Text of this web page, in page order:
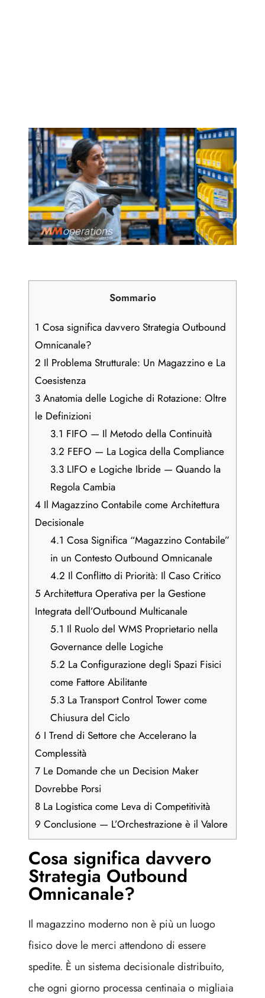
Sommario
1 Cosa significa davvero Strategia Outbound
Omnicanale?
2 Il Problema Strutturale: Un Magazzino e La
Coesistenza
3 Anatomia delle Logiche di Rotazione: Oltre
le Definizioni
3.1 FIFO — Il Metodo della Continuità
3.2 FEFO — La Logica della Compliance
3.3LIFO e Logiche Ibride — Quando la
Regola Cambia
4 Il Magazzino Contabile come Architettura
Decisionale
4.1 Cosa Significa “Magazzino Contabile”
in un Contesto Outbound Omnicanale
4.2 Il Conflitto di Priorità: Il Caso Critico
5 Architettura Operativa per la Gestione
Integrata dell’Outbound Multicanale
5.1 Il Ruolo del WMS Proprietario nella
Governance delle Logiche
5.2 La Configurazione degli Spazi Fisici
come Fattore Abilitante
5.3La Transport Control Tower come
Chiusura del Ciclo
6 I Trend di Settore che Accelerano la
Complessità
7 Le Domande che un Decision Maker
Dovrebbe Porsi
8 La Logistica come Leva di Competitività
9 Conclusione — L’Orchestrazione è il Valore
Cosa significa davvero
Strategia Outbound
Omnicanale?
Il magazzino moderno non è più un luogo
fisico dove le merci attendono di essere
spedite. È un sistema decisionale distribuito,
che ogni giorno processa centinaia o migliaia